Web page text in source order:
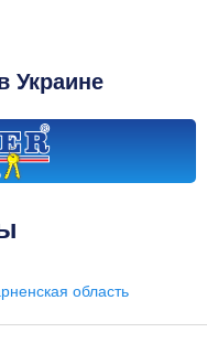
Украине
область